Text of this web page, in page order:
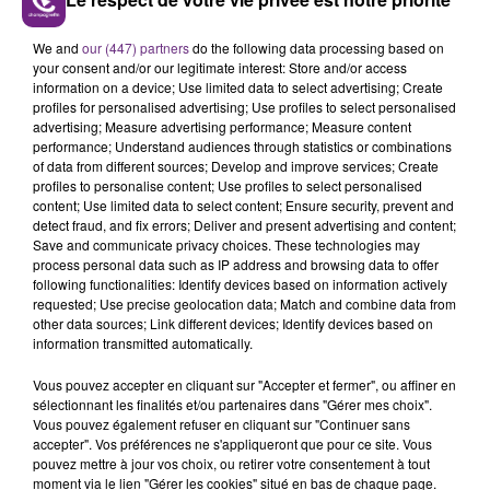
FIL D'ACTUS
LA CENTRALE NUCLÉAIRE DE CHOOZ
TOUJOURS À L'ARRÊT
Cela fait déjà une semaine que la centrale
nucléaire ardennaise est à l'arrêt. Une situation
justifiée par la sécheresse intense qui est toujours
présente.
We and our (447) partnersdo the following data processing based on
your consent and/or our legitimate interest: Store and/or access
information on a device; Use limited data to select advertising; Create
profiles for personalised advertising; Use profiles to select personalised
advertising; Measure advertising performance; Measure content
performance; Understand audiences through statistics or combinations
of data from different sources; Develop and improve services; Create
profiles to personalise content; Use profiles to select personalised
content; Use limited data to select content; Ensure security, prevent and
detect fraud, and fix errors; Deliver and present advertising and content;
Save and communicate privacy choices. These technologies may
process personal data such as IP address and browsing data to offer
following functionalities: Identify devices based on information actively
requested; Use precise geolocation data; Match and combine data from
other data sources; Link different devices; Identify devices based on
information transmitted automatically.
Vous pouvez accepter en cliquant sur "Accepter et fermer", ou affiner en
sélectionnant les finalités et/ou partenaires dans "Gérer mes choix".
Vous pouvez également refuser en cliquant sur "Continuer sans
accepter". Vos préférences ne s'appliqueront que pour ce site. Vous
pouvez mettre à jour vos choix, ou retirer votre consentement à tout
moment via le lien "Gérer les cookies" situé en bas de chaque page.